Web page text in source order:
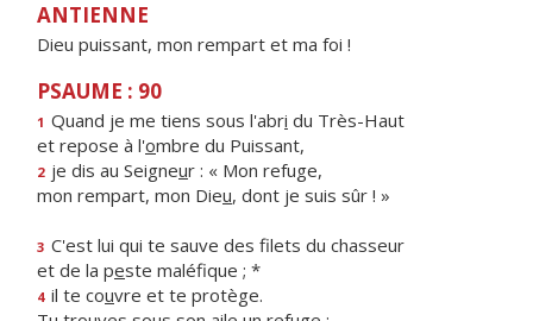
ANTIENNE
Dieu puissant, mon rempart et ma foi !
PSAUME : 90
1 Quand je me tiens sous l'abri du Très-Haut
et repose à l'ombre du Puissant,
2 je dis au Seigneur : « Mon refuge,
mon rempart, mon Dieu, dont je suis sûr ! »
3 C'est lui qui te sauve des filets du chasseur
et de la peste maléfique ; *
4 il te couvre et te protège.